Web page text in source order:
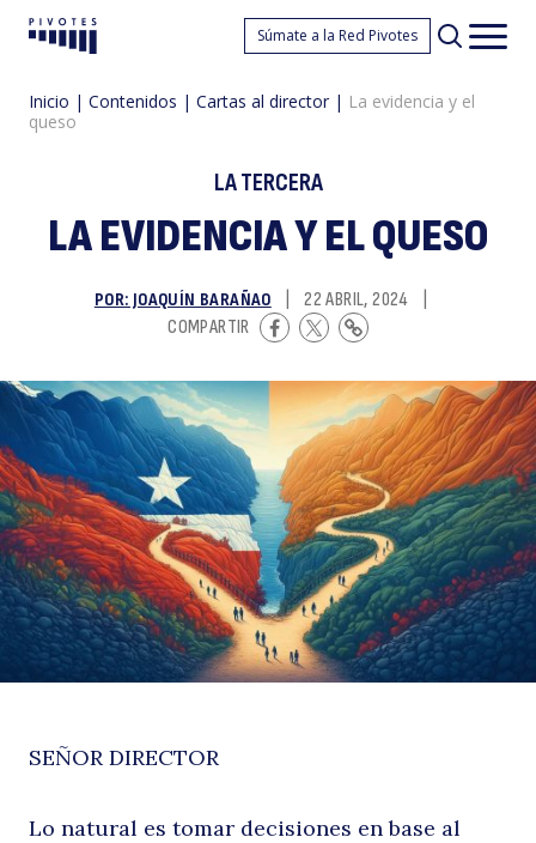
y
Pivotes Súmate a la Red Pivotes
Inicio | Contenidos | Cartas al director | La evidencia y el
queso
LA TERCERA
LA EVIDENCIA Y EL QUESO
POR: JOAQUÍN BARAÑAO 22 ABRIL, 2024
COMPARTIR
SEÑOR DIRECTOR
Lo natural es tomar decisiones en base al